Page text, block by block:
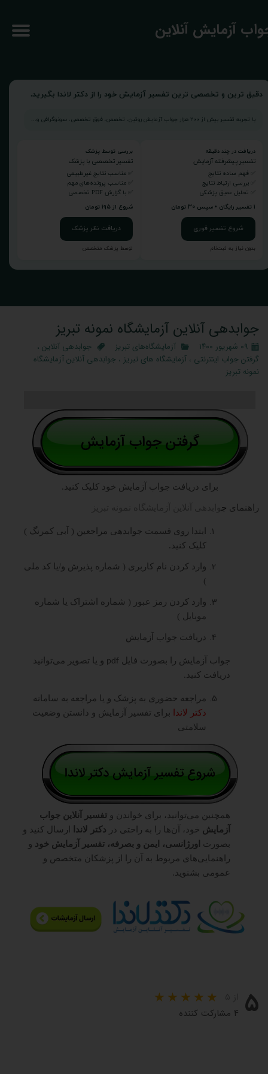
آزمایش آنلاین
دقیق ترین و تخصصی ترین تفسیر آزمایش خود را از دکتر لاندا بگیرید.
با تجربه تفسیر بیش از ۲۰۰ هزار جواب آزمایش روتین، تخصص، فوق تخصصی، سونوگرافی و...
دریافت در چند دقیقه
تفسیر پیشرفته آزمایش
✅ فهم ساده نتایج
✅ بررسی ارتباط نتایج
✅ تحلیل عمیق پزشکی
۱ تفسیر رایگان • سپس ۳۰ تومان
شروع تفسیر فوری
بدون نیاز به ثبت‌نام
بررسی توسط پزشک
تفسیر تخصصی با پزشک
✅ مناسب نتایج غیرطبیعی
✅ مناسب پرونده‌های مهم
✅ با گزارش PDF تخصصی
شروع از ۱۹۵ تومان
دریافت نظر پزشک
توسط پزشک متخصص
جوابدهی آنلاین آزمایشگاه نمونه تبریز
۰۹ شهریور ۱۴۰۰ آزمایشگاه‌های تبریز جوابدهی آنلاین ،
گرفتن جواب اینترنتی ، آزمایشگاه های تبریز ، جوابدهی آنلاین آزمایشگاه
نمونه تبریز
برای دریافت جواب آزمایش خود کلیک کنید.
راهنمای ج
ابتدا روی قسمت جوابدهی مراجعین ( آبی کمرنگ )
کلیک کنید.
وارد کردن نام کاربری ( شماره پذیرش و/یا کد ملی
)
وارد کردن رمز عبور ( شماره اشتراک یا شماره
موبایل )
دریافت جواب آزمایش
جواب آزمایش را بصورت فایل pdf و یا تصویر می‌توانید
دریافت کنید.
مراجعه حضوری به پزشک و یا مراجعه به سامانه
دکتر لاندا برای تفسیر آزمایش و دانستن وضعیت
سلامتی
همچنین می‌توانید، برای خواندن و تفسیر آنلاین جواب
آزمایش خود، آن‌ها را به راحتی در دکتر لاندا
ارسال کنید و
بصورت
اورژانسی، ایمن و بصرفه، تفسیر آزمایش خود و
راهنمایی‌های مربوط به آن را از پزشکان متخصص و
عمومی بشنوید.
۵ ۴ مشارکت کننده